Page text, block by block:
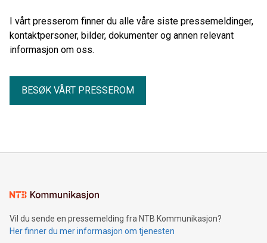
I vårt presserom finner du alle våre siste pressemeldinger,
kontaktpersoner, bilder, dokumenter og annen relevant
informasjon om oss.
BESØK VÅRT PRESSEROM
Vil du sende en pressemelding fra NTB Kommunikasjon?
Her finner du mer informasjon om tjenesten